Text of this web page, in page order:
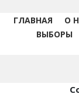
ГЛАВНАЯ О
ВЫБОРЫ